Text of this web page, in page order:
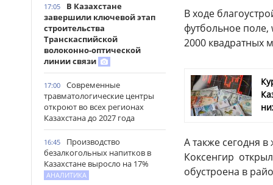
17:05
В Казахстане
завершили ключевой этап
строительства
Транскаспийской
волоконно-оптической
линии связи
17:00
Современные
травматологические центры
откроют во всех регионах
Казахстана до 2027 года
16:45
Производство
безалкогольных напитков в
Казахстане выросло на 17%
АНАЛИТИКА
В ходе
футбольное
2000 квадратных
А также сегодня
Коксенгир
обустроена в